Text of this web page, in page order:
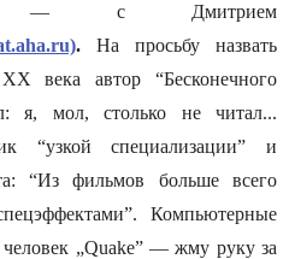
— с Дмитрием
. На просьбу назвать
века автор “Бесконечного
я, мол, столько не читал...
“узкой специализации” и
“Из фильмов больше всего
Компьютерные
„Quake” — жму руку за